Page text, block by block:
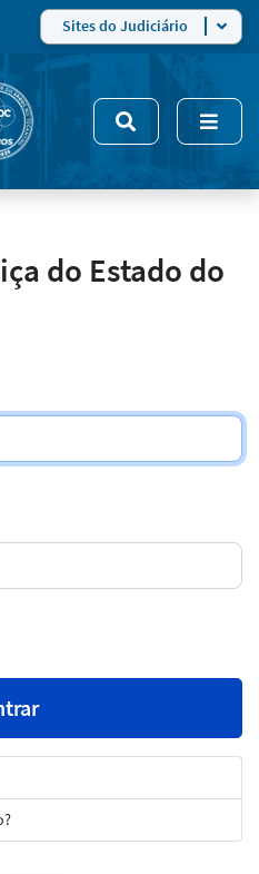
Sites do Judiciário
do Estado do